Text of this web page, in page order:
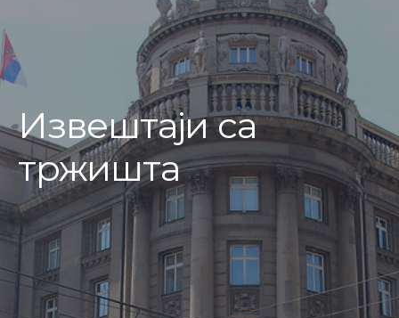
Извештаји са
тржишта